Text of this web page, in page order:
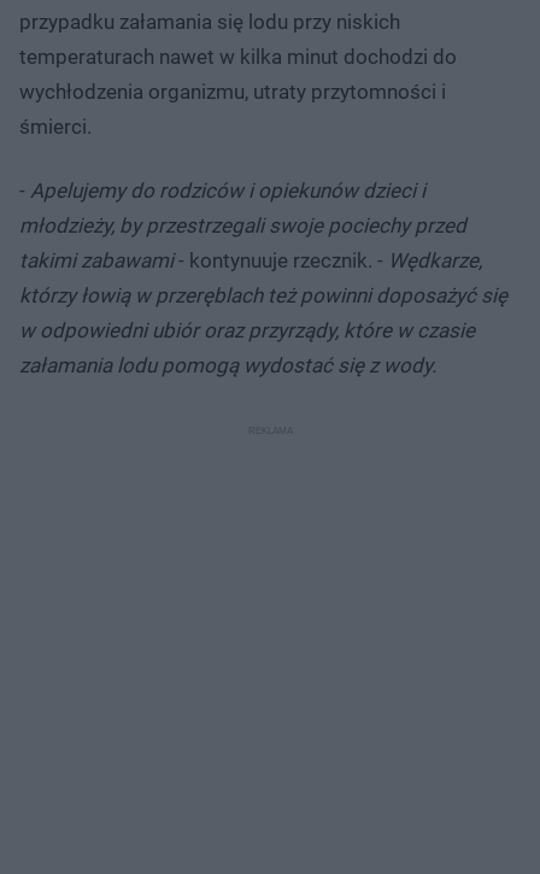
przypadku załamania się lodu przy niskich
temperaturach nawet w kilka minut dochodzi do
wychłodzenia organizmu, utraty przytomności i
śmierci.
- Apelujemy do rodziców i opiekunów dzieci i
młodzieży, by przestrzegali swoje pociechy przed
takimi zabawami- kontynuuje rzecznik. - Wędkarze,
którzy łowią w przeręblach też powinni doposażyć się
w odpowiedni ubiór oraz przyrządy, które w czasie
załamania lodu pomogą wydostać się z wody.